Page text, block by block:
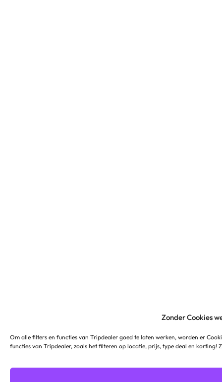
Zonder Cookies
Om alle filters en functies van Tripdealer goed te laten werken, worden er
functies van Tripdealer, zoals het filteren op locatie, prijs, type deal en